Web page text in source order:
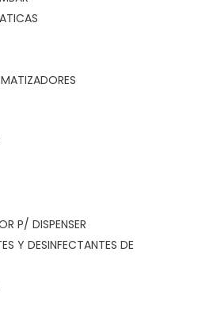
P/ DISPENSER
Y DESINFECTANTES DE